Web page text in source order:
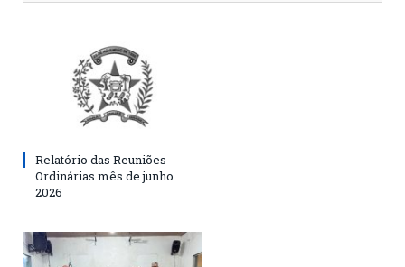
Relatório das Reuniões
Ordinárias mês de junho
2026